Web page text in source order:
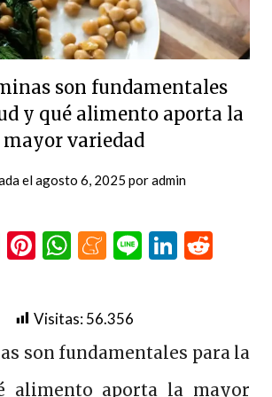
son fundamentales
y qué alimento aporta la
mayor variedad
elagosto 6, 2025 poradmin
EmailPinterest
WhatsApp
Meneame
Line
Visitas:56.356
son fundamentales para la
alimento aporta la mayor